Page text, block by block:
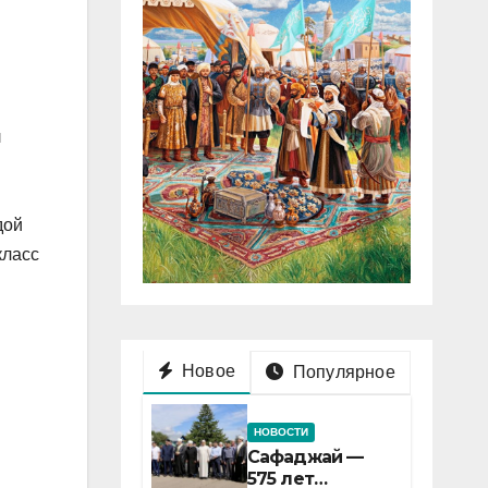
Новое Популярное
НОВОСТИ
Сафаджай —
575 лет